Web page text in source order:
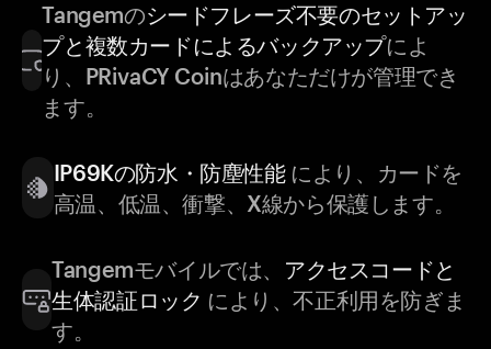
Tangemのシードフレーズ不要のセットアッ
プと複数カードによるバックアップによ
り、PRivaCY Coinはあなただけが管理でき
ます。
IP69Kの防水・防塵性能により、カードを
高温、低温、衝撃、X線から保護します。
Tangemモバイルでは、 アクセスコードと
生体認証ロック により、不正利用を防ぎま
す。